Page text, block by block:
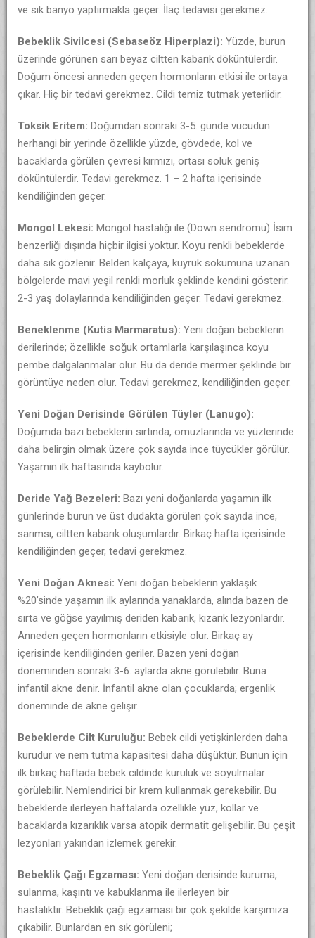
ve sık banyo yaptırmakla geçer. İlaç tedavisi gerekmez.
Bebeklik Sivilcesi (Sebaseöz Hiperplazi): Yüzde, burun
üzerinde görünen sarı beyaz ciltten kabarık döküntülerdir.
Doğum öncesi anneden geçen hormonların etkisi ile ortaya
çıkar. Hiç bir tedavi gerekmez. Cildi temiz tutmak yeterlidir.
Toksik Eritem: Doğumdan sonraki 3-5. günde vücudun
herhangi bir yerinde özellikle yüzde, gövdede, kol ve
bacaklarda görülen çevresi kırmızı, ortası soluk geniş
döküntülerdir. Tedavi gerekmez. 1 – 2 hafta içerisinde
kendiliğinden geçer.
Mongol Lekesi: Mongol hastalığı ile (Down sendromu) İsim
benzerliği dışında hiçbir ilgisi yoktur. Koyu renkli bebeklerde
daha sık gözlenir. Belden kalçaya, kuyruk sokumuna uzanan
bölgelerde mavi yeşil renkli morluk şeklinde kendini gösterir.
2-3 yaş dolaylarında kendiliğinden geçer. Tedavi gerekmez.
Beneklenme (Kutis Marmaratus): Yeni doğan bebeklerin
derilerinde; özellikle soğuk ortamlarla karşılaşınca koyu
pembe dalgalanmalar olur. Bu da deride mermer şeklinde bir
görüntüye neden olur. Tedavi gerekmez, kendiliğinden geçer.
Yeni Doğan Derisinde Görülen Tüyler (Lanugo):
Doğumda bazı bebeklerin sırtında, omuzlarında ve yüzlerinde
daha belirgin olmak üzere çok sayıda ince tüycükler görülür.
Yaşamın ilk haftasında kaybolur.
Deride Yağ Bezeleri: Bazı yeni doğanlarda yaşamın ilk
günlerinde burun ve üst dudakta görülen çok sayıda ince,
sarımsı, ciltten kabarık oluşumlardır. Birkaç hafta içerisinde
kendiliğinden geçer, tedavi gerekmez.
Yeni Doğan Aknesi: Yeni doğan bebeklerin yaklaşık
%20’sinde yaşamın ilk aylarında yanaklarda, alında bazen de
sırta ve göğse yayılmış deriden kabarık, kızarık lezyonlardır.
Anneden geçen hormonların etkisiyle olur. Birkaç ay
içerisinde kendiliğinden geriler. Bazen yeni doğan
döneminden sonraki 3-6. aylarda akne görülebilir. Buna
infantil akne denir. İnfantil akne olan çocuklarda; ergenlik
döneminde de akne gelişir.
Bebeklerde Cilt Kuruluğu: Bebek cildi yetişkinlerden daha
kurudur ve nem tutma kapasitesi daha düşüktür. Bunun için
ilk birkaç haftada bebek cildinde kuruluk ve soyulmalar
görülebilir. Nemlendirici bir krem kullanmak gerekebilir. Bu
bebeklerde ilerleyen haftalarda özellikle yüz, kollar ve
bacaklarda kızarıklık varsa atopik dermatit gelişebilir. Bu çeşit
lezyonları yakından izlemek gerekir.
Bebeklik Çağı Egzaması: Yeni doğan derisinde kuruma,
sulanma, kaşıntı ve kabuklanma ile ilerleyen bir
hastalıktır. Bebeklik çağı egzaması bir çok şekilde karşımıza
çıkabilir. Bunlardan en sık görüleni;